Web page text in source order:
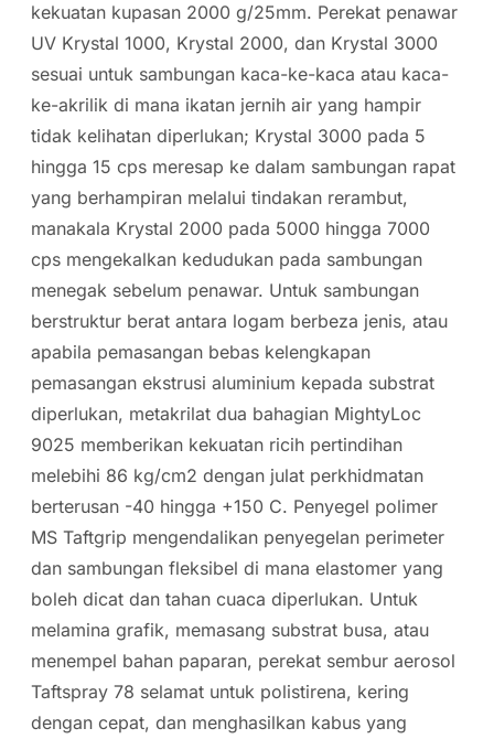
kekuatan kupasan 2000 g/25mm. Perekat penawar
UV Krystal 1000, Krystal 2000, dan Krystal 3000
sesuai untuk sambungan kaca-ke-kaca atau kaca-
ke-akrilik di mana ikatan jernih air yang hampir
tidak kelihatan diperlukan; Krystal 3000 pada 5
hingga 15 cps meresap ke dalam sambungan rapat
yang berhampiran melalui tindakan rerambut,
manakala Krystal 2000 pada 5000 hingga 7000
cps mengekalkan kedudukan pada sambungan
menegak sebelum penawar. Untuk sambungan
berstruktur berat antara logam berbeza jenis, atau
apabila pemasangan bebas kelengkapan
pemasangan ekstrusi aluminium kepada substrat
diperlukan, metakrilat dua bahagian MightyLoc
9025 memberikan kekuatan ricih pertindihan
melebihi 86 kg/cm2 dengan julat perkhidmatan
berterusan -40 hingga +150 C. Penyegel polimer
MS Taftgrip mengendalikan penyegelan perimeter
dan sambungan fleksibel di mana elastomer yang
boleh dicat dan tahan cuaca diperlukan. Untuk
melamina grafik, memasang substrat busa, atau
menempel bahan paparan, perekat sembur aerosol
Taftspray 78 selamat untuk polistirena, kering
dengan cepat, dan menghasilkan kabus yang